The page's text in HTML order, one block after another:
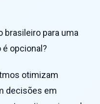
brasileiro para uma
opcional?
otimizam
decisões em